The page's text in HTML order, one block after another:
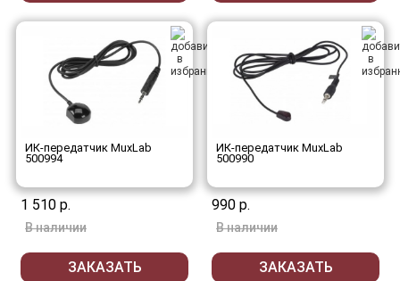
ИК-передатчик MuxLab
500994
1 510 р.
В наличии
ЗАКАЗАТЬ
ИК-передатчик MuxLab
500990
990 р.
В наличии
ЗАКАЗАТЬ